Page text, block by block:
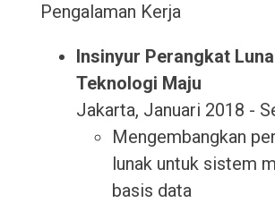
Pengalaman Kerja
Insinyur Perangkat
Teknologi Maju
Jakarta, Januari 2018 -
Mengembangkan
lunak untuk sistem
basis data